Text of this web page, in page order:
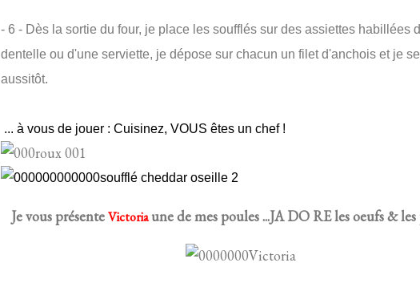
- 6 - Dès la sortie du four, je place les soufflés sur des assiettes habillées
dentelle ou d'une serviette, je dépose sur chacun un filet d'anchois et je
aussitôt.
... à vous de jouer : Cuisinez, VOUS êtes un chef !
Je vous présenteVictoriaune de mes poules ...JA DO RE les oeufs & les